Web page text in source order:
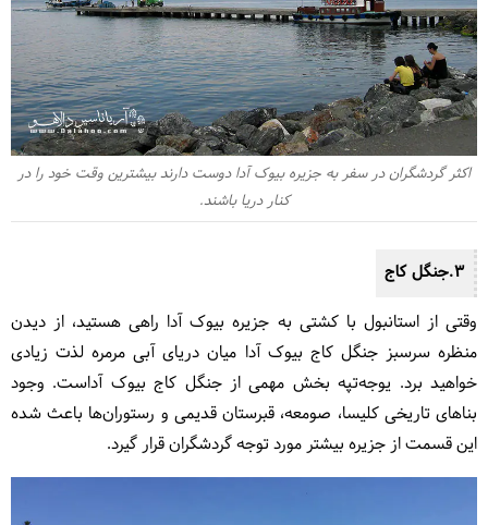
اکثر گردشگران در سفر به جزیره بیوک آدا دوست دارند بیشترین وقت خود را در
کنار دریا باشند.
3.جنگل کاج
وقتی از استانبول با کشتی به جزیره بیوک آدا راهی هستید، از دیدن
منظره سرسبز جنگل کاج بیوک آدا میان دریای آبی مرمره لذت زیادی
خواهید برد. یوجه‌تپه بخش مهمی از جنگل کاج بیوک آداست. وجود
بناهای تاریخی کلیسا، صومعه، قبرستان قدیمی و رستوران‌ها باعث شده
این قسمت از جزیره بیشتر مورد توجه گردشگران قرار گیرد.